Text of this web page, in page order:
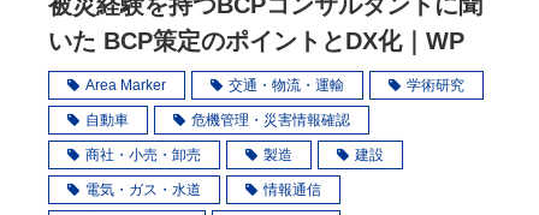
いた BCP策定のポイントとDX化｜WP
Area Marker 交通・物流・運輸 学術研究
自動車 危機管理・災害情報確認
商社・小売・卸売 製造 建設
電気・ガス・水道 情報通信